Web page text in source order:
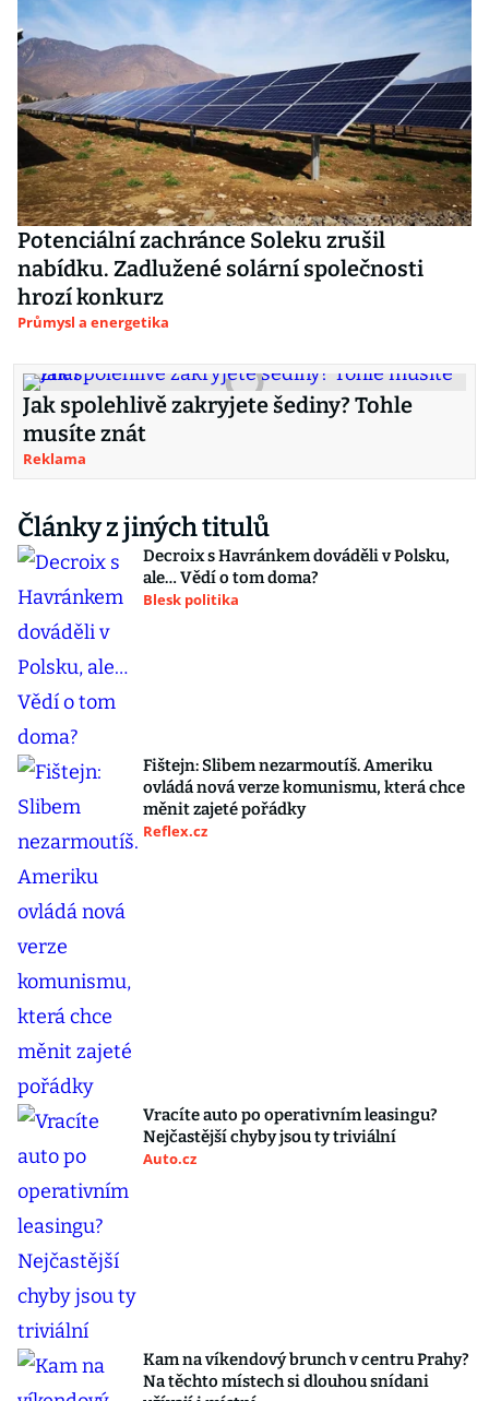
Potenciální zachránce Soleku zrušil
nabídku. Zadlužené solární společnosti
hrozí konkurz
Průmysl a energetika
Jak spolehlivě zakryjete šediny? Tohle
musíte znát
Reklama
Články z jiných titulů
Decroix s Havránkem dováděli v Polsku,
ale… Vědí o tom doma?
Blesk politika
Fištejn: Slibem nezarmoutíš. Ameriku
ovládá nová verze komunismu, která chce
měnit zajeté pořádky
Reflex.cz
Vracíte auto po operativním leasingu?
Nejčastější chyby jsou ty triviální
Auto.cz
Kam na víkendový brunch v centru Prahy?
Na těchto místech si dlouhou snídani